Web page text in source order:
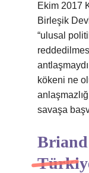
Ekim 2017
Birleşik
“ulusal
kökeni ne
savaşa
Briand